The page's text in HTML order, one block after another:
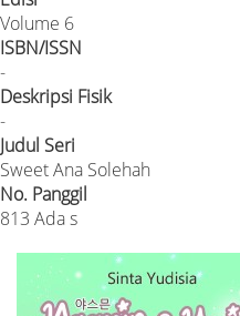
Volume 6
ISBN/ISSN
-
Deskripsi Fisik
-
Judul Seri
Sweet Ana Solehah
No. Panggil
813 Ada s